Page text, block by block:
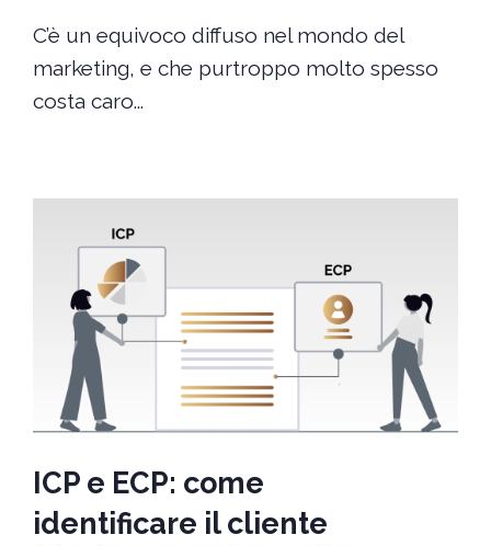
C’è un equivoco diffuso nel mondo del
marketing, e che purtroppo molto spesso
costa caro...
ICP e ECP: come
identificare il cliente